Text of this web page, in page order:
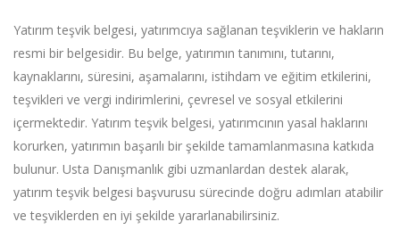
Yatırım teşvik belgesi, yatırımcıya sağlanan teşviklerin ve hakların
resmi bir belgesidir. Bu belge, yatırımın tanımını, tutarını,
kaynaklarını, süresini, aşamalarını, istihdam ve eğitim etkilerini,
teşvikleri ve vergi indirimlerini, çevresel ve sosyal etkilerini
içermektedir. Yatırım teşvik belgesi, yatırımcının yasal haklarını
korurken, yatırımın başarılı bir şekilde tamamlanmasına katkıda
bulunur. Usta Danışmanlık gibi uzmanlardan destek alarak,
yatırım teşvik belgesi başvurusu sürecinde doğru adımları atabilir
ve teşviklerden en iyi şekilde yararlanabilirsiniz.